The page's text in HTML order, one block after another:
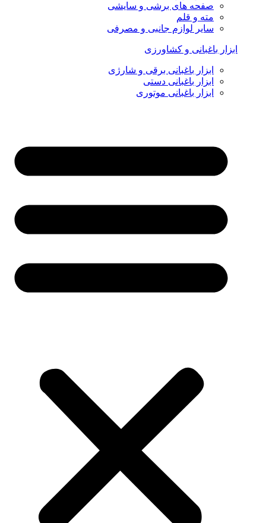
صفحه های برشی و سایشی
مته و قلم
سایر لوازم جانبی و مصرفی
ابزار باغبانی و کشاورزی
ابزار باغبانی برقی و شارژی
ابزار باغبانی دستی
ابزار باغبانی موتوری